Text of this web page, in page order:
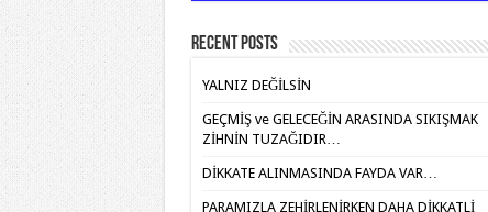
Recent Posts
YALNIZ DEĞİLSİN
GEÇMİŞ ve GELECEĞİN ARASINDA SIKIŞMAK
ZİHNİN TUZAĞIDIR…
DİKKATE ALINMASINDA FAYDA VAR…
PARAMIZLA ZEHİRLENİRKEN DAHA DİKKATLİ